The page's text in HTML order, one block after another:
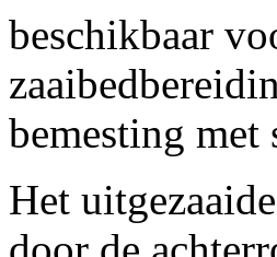
beschikbaar
bemesting
Het